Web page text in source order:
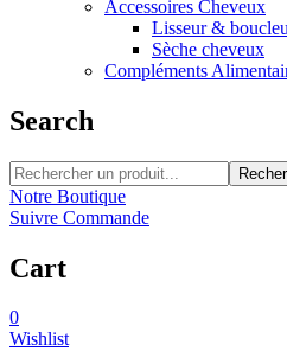
Accessoires Cheveux
Lisseur &
Sèche cheveux
Compléments
Search
Notre Boutique
Suivre Commande
Cart
0
Wishlist